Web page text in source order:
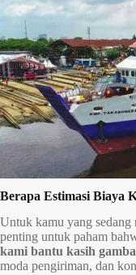
Berapa Estimasi Biaya
Untuk kamu yang sedang
penting untuk paham
kami bantu kasih
moda pengiriman, dan